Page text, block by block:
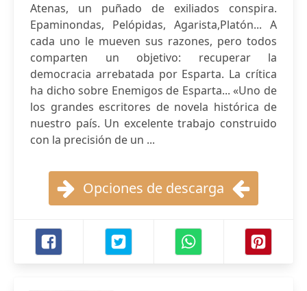
Atenas, un puñado de exiliados conspira.
Epaminondas, Pelópidas, Agarista,Platón... A
cada uno le mueven sus razones, pero todos
comparten un objetivo: recuperar la
democracia arrebatada por Esparta. La crítica
ha dicho sobre Enemigos de Esparta... «Uno de
los grandes escritores de novela histórica de
nuestro país. Un excelente trabajo construido
con la precisión de un ...
Opciones de descarga